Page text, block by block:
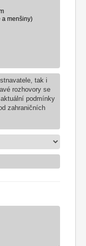
a menšiny)
tak i
rozhovory se
podmínky
zahraničních